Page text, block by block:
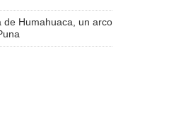
de Humahuaca, un arco